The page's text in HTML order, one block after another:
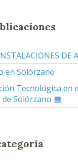
DE
en Solórzano
Tecnológica en
Solórzano